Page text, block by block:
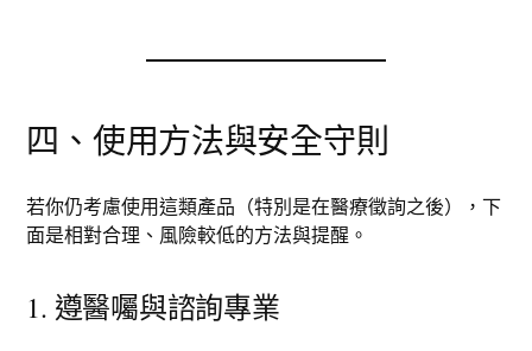
四、使用方法與安全守則
若你仍考慮使用這類產品（特別是在醫療徵詢之後），下
面是相對合理、風險較低的方法與提醒。
1. 遵醫囑與諮詢專業